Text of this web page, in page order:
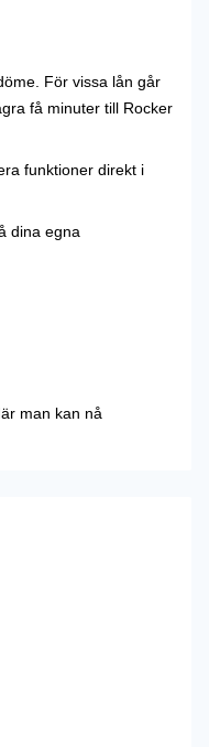
För vissa lån går
få minuter till Rocker
funktioner direkt i
dina egna
man kan nå